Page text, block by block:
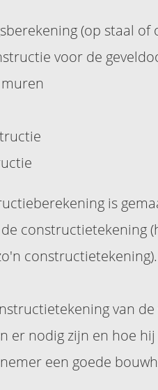
(op staal of
voor de
is
constructietekening
constructietekening).
van
er nodig zijn en hoe
een goede